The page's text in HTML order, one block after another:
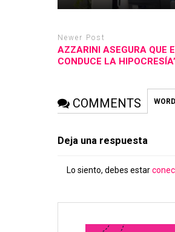
Newer Post
AZZARINI ASEGURA QUE
CONDUCE LA
COMMENTS
Deja una respuesta
Lo siento, debes estar